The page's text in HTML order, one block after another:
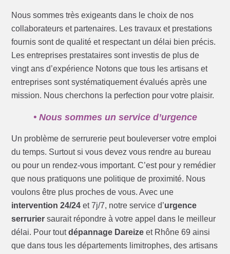
Nous sommes très exigeants dans le choix de nos
collaborateurs et partenaires. Les travaux et prestations
fournis sont de qualité et respectant un délai bien précis.
Les entreprises prestataires sont investis de plus de
vingt ans d’expérience Notons que tous les artisans et
entreprises sont systématiquement évalués après une
mission. Nous cherchons la perfection pour votre plaisir.
• Nous sommes un service d’urgence
Un problème de serrurerie peut bouleverser votre emploi
du temps. Surtout si vous devez vous rendre au bureau
ou pour un rendez-vous important. C’est pour y remédier
que nous pratiquons une politique de proximité. Nous
voulons être plus proches de vous. Avec une
intervention 24/24 et 7j/7, notre service d’urgence
serrurier saurait répondre à votre appel dans le meilleur
délai. Pour toutdépannage Dareize et Rhône 69 ainsi
que dans tous les départements limitrophes, des artisans